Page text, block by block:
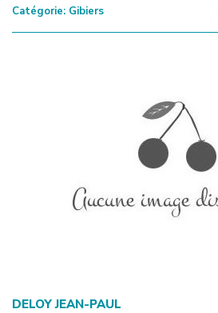
Catégorie: Gibiers
DELOY JEAN-PAUL